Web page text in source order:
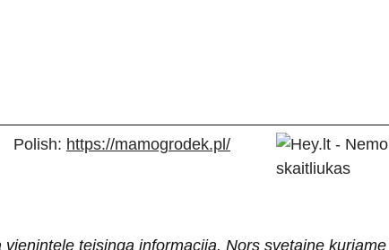
Polish: https://mamogrodek.pl/
teisinga informacija. Nors svetainę